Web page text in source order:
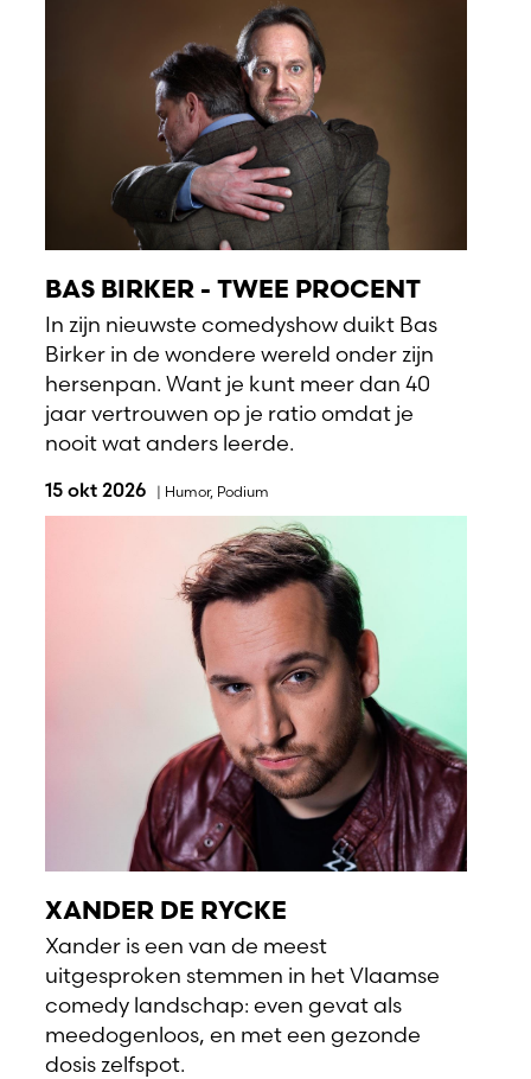
BAS BIRKER - TWEE PROCENT
In zijn nieuwste comedyshow duikt Bas
Birker in de wondere wereld onder zijn
hersenpan. Want je kunt meer dan 40
jaar vertrouwen op je ratio omdat je
nooit wat anders leerde.
15 okt 2026 | Humor, Podium
XANDER DE RYCKE
Xander is een van de meest
uitgesproken stemmen in het Vlaamse
comedy landschap: even gevat als
meedogenloos, en met een gezonde
dosis zelfspot.